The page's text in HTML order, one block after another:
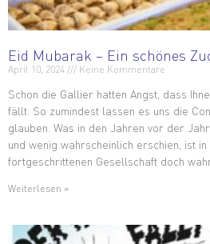
Eid Mubarak – Ein schönes
April 10, 2024 Keine Kommentare
Schon die Gallier hatten Angst, dass
fällt. So zumindest lassen es uns die
glauben. Was in den Jahren vor der
und wenig wahrscheinlich erschien, ist
fortgeschrittenen Gesellschaft doch
Weiterlesen »